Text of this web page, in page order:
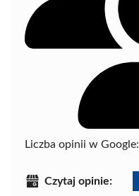
Liczba opinii w Google:
Czytaj opinie: